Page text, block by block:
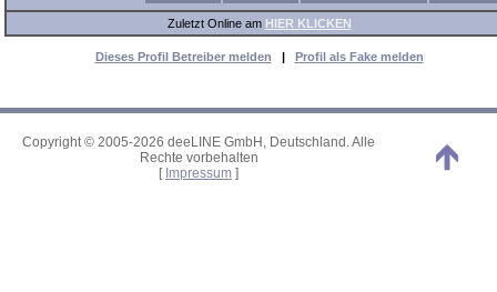
Zuletzt Online am HIER KLICKEN
Dieses Profil Betreiber melden | Profil als Fake melden
Copyright © 2005-2026 deeLINE GmbH, Deutschland. Alle
Rechte vorbehalten
[ Impressum ]